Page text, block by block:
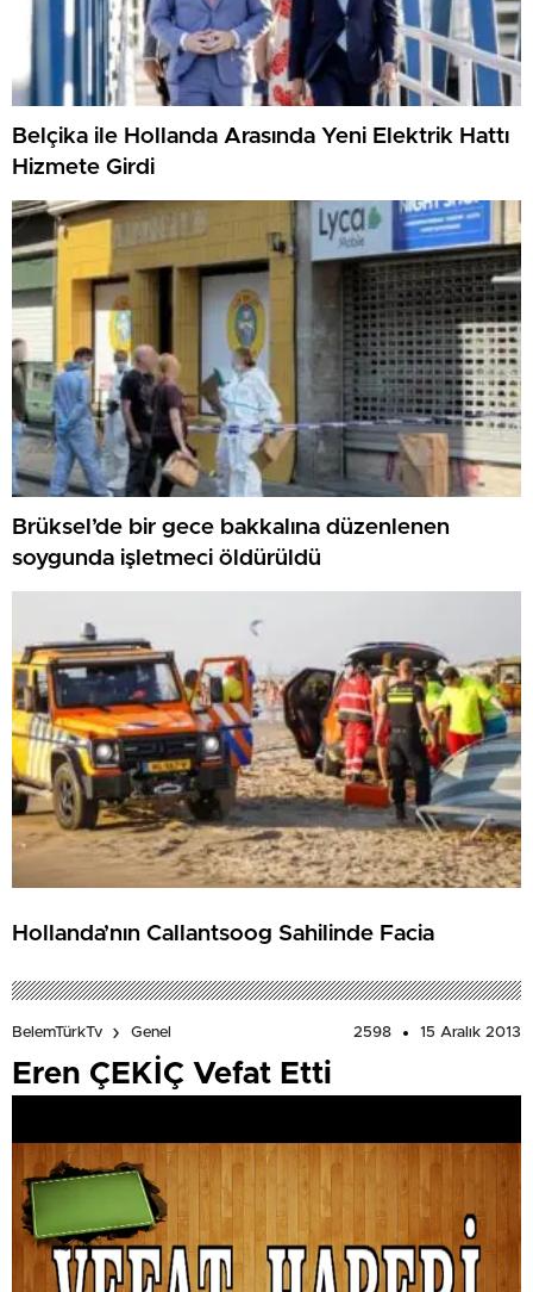
Belçika ile Hollanda Arasında Yeni Elektrik Hattı
Hizmete Girdi
Brüksel’de bir gece bakkalına düzenlenen
soygunda işletmeci öldürüldü
Hollanda’nın Callantsoog Sahilinde Facia
BelemTürkTv Genel 2598 15 Aralık 2013
Eren ÇEKİÇ Vefat Etti